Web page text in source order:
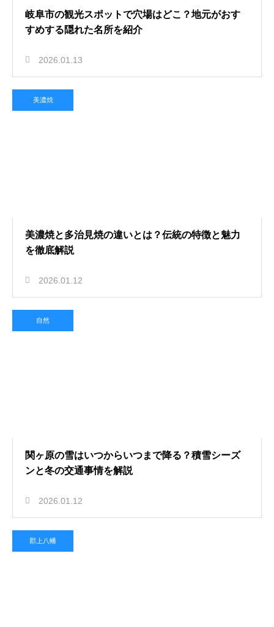
岐阜市の観光スポットで穴場はどこ？地元がおす
すめする隠れた名所を紹介
2026.01.13
美濃焼
美濃焼と多治見焼の違いとは？伝統の特徴と魅力
を徹底解説
2026.01.12
自然
関ヶ原の雪はいつからいつまで降る？積雪シーズ
ンと冬の交通事情を解説
2026.01.12
郡上八幡